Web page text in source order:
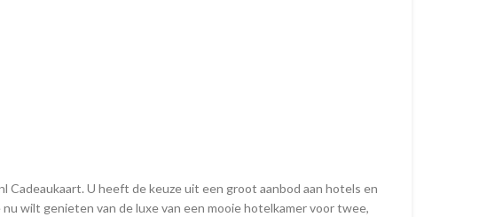
U heeft de keuze uit een groot aanbod aan hotels en
wilt genieten van de luxe van een mooie hotelkamer voor twee,